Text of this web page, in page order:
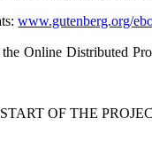
:www.gutenberg.org/
Online Distributed
OF THE